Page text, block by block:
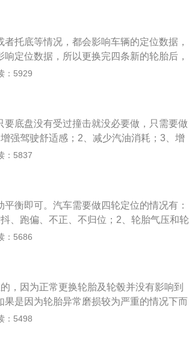
损。3、保证轮胎与地面的紧密结合。4、
托底等情况，都会影响车辆的定位数据，
定位数据，所以更换完四条新的轮胎后，
。四轮定位必须在以下条件下进行：当汽
保持不变，在这种情况下，需要四轮定
和晃动的感觉，或者在行驶过程中，方向盘
轮胎发现异常的不匀称损坏状况，具体表现
较严重。汽车因安全事故而导致的汽车底
次四轮定位。
：5929
要底盘没有受过撞击就没必要做，只需要做
强驾驶舒适感；2、减少汽油消耗；3、增
稳定性；5、降低底盘悬挂配件的磨损；
车辆的四轮、转向机构、前后车轴之间的
位置是由厂家制定的标准值。调整恢复这
：5837
衡即可。汽车需要做四轮定位的情况有：
、跑偏、不正、不归位；2、轮胎气压和轮
车轮跑偏。四轮定位的作用是：1、增强
四轮定位的工作原理是：以车辆的四轮参
行驶性能并具备一定的可靠性。
：5686
，因为正常更换轮胎及轮毂并没有影响到
是因为轮胎异常磨损较为严重的情况下而
，是需要做四轮定位的。四轮定位仪有前
：5498